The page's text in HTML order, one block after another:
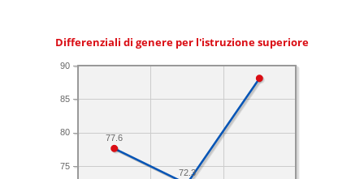
Differenziali di genere per l'istruzione superiore
75
80
85
90
72.3
77.6